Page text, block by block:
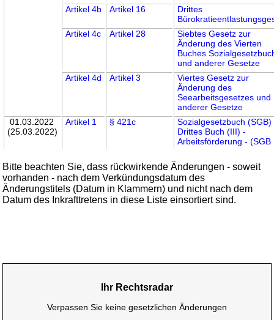
Artikel 4b
Artikel 16
Drittes
Artikel 4c
Artikel 28
Siebtes Gesetz zur
Änderung des Vierten
Buches
und anderer Gesetze
Artikel 4d
Artikel 3
Viertes Gesetz zur
Änderung des
Seearbeitsgesetzes und
anderer Gesetze
01.03.2022
(25.03.2022)
Artikel 1 § 421c
Sozialgesetzbuch (SGB)
Drittes Buch (III) -
Arbeitsförderung - (SGB
Bitte beachten Sie, dass rückwirkende Änderungen - soweit
vorhanden - nach dem Verkündungsdatum des
Änderungstitels (Datum in Klammern) und nicht nach dem
Datum des Inkrafttretens in diese Liste einsortiert sind.
Ihr Rechtsradar
Verpassen Sie keine gesetzlichen Änderungen